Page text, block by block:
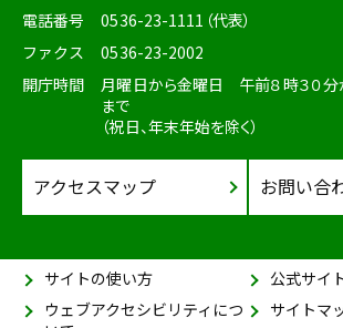
電話番号
0536-23-1111（代表）
ファクス
0536-23-2002
開庁時間
月曜日から金曜日 午前８時３０分
まで
（祝日、年末年始を除く）
アクセスマップ お問い合
サイトの使い方
公式サイ
ウェブアクセシビリティにつ
サイトマ